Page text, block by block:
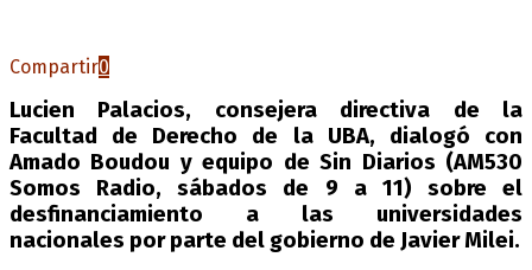
Compartir0
Lucien Palacios, consejera directiva de la
Facultad de Derecho de la UBA, dialogó con
Amado Boudou y equipo de Sin Diarios (AM530
Somos Radio, sábados de 9 a 11) sobre el
desfinanciamiento a las universidades
nacionales por parte del gobierno de Javier Milei.